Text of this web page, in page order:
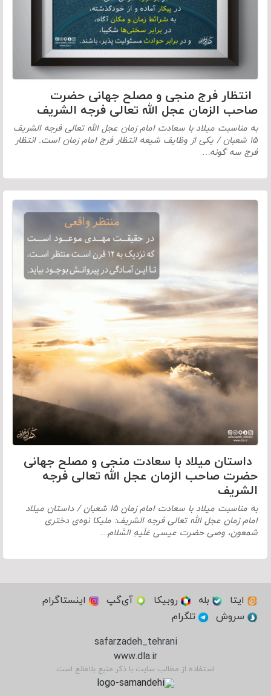
انتظار فرج منجی و مصلح جهانی حضرت
صاحب الزمان عجل الله تعالی فرجه الشریف
به مناسبت میلاد با سعادت امام زمان عجل الله تعالی فرجه الشریف
۱۵ شعبان / یکی از وظایف شیعه انتظار فرج امام زمان است. انتظار
فرج سه گونه…
داستان میلاد با سعادت منجی و مصلح جهانی
حضرت صاحب الزمان عجل الله تعالی فرجه
الشریف
به مناسبت میلاد با سعادت امام زمان ۱۵ شعبان / داستان میلاد
امام زمان عجل الله تعالی فرجه الشریف: ملیكا نوه‌ی دختری
شمعون، وصی حضرت عیسی عَلَیهِ السَّلام…
ایتا بله روبیکا آی‌گپ
اینستاگرام
سروش
تلگرام
safarzadeh_tehrani
www.dla.ir
استفاده از مطالب سایت با ذکر منبع بلامانع است